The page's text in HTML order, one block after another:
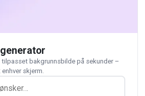
tilpasset bakgrunnsbilde på sekunder –
skjerm.